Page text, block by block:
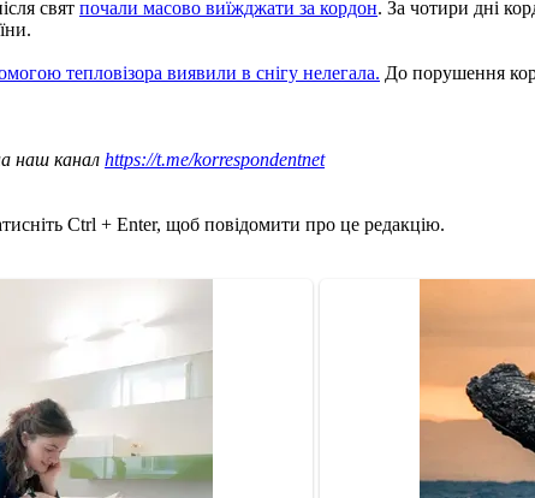
свят почали масово виїжджати за кордон. За чотири дні
тепловізора виявили в снігу нелегала. До порушення
наш канал https://t.me/korrespondentnet
Ctrl + Enter, щоб повідомити про це редакцію.